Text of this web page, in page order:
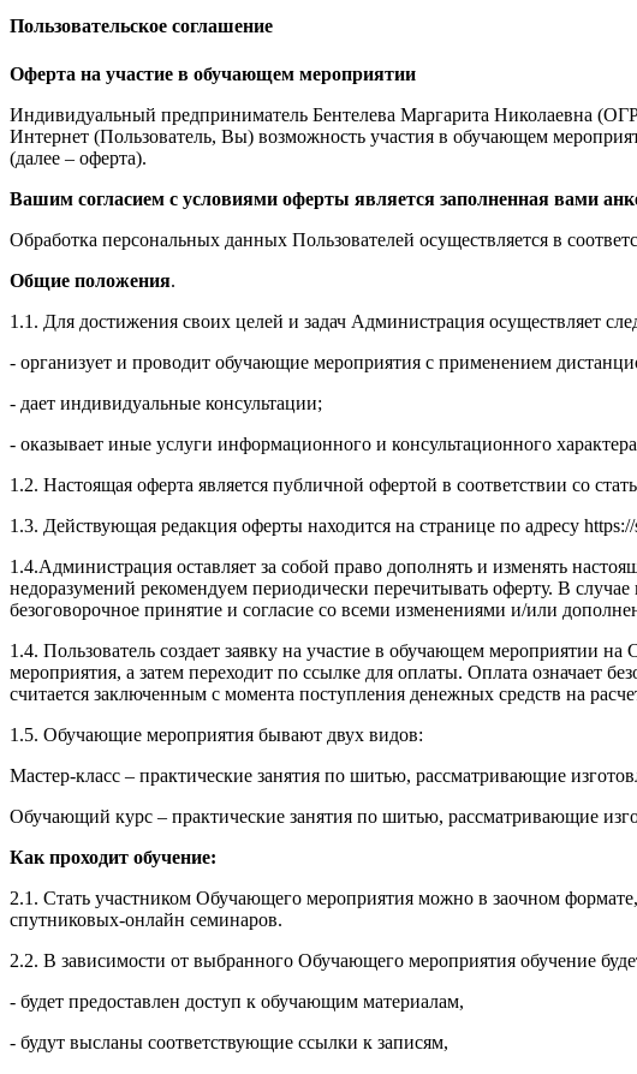
Пользовательское соглашение
Оферта на участие в обучающем мероприятии
Индивидуальный предприниматель Бентелева Маргарита Николаевна
Интернет (Пользователь, Вы) возможность участия в обучающем
(далее – оферта).
Вашим согласием с условиями оферты является заполненная вами
Обработка персональных данных Пользователей осуществляется в
Общие положения.
1.1. Для достижения своих целей и задач Администрация осуществляет
- организует и проводит обучающие мероприятия с применением
- дает индивидуальные консультации;
- оказывает иные услуги информационного и консультационного
1.2. Настоящая оферта является публичной офертой в соответствии со
1.3. Действующая редакция оферты находится на странице по адресу
1.4.Администрация оставляет за собой право дополнять и изменять
недоразумений рекомендуем периодически перечитывать оферту. В
безоговорочное принятие и согласие со всеми изменениями и/или
1.4. Пользователь создает заявку на участие в обучающем мероприятии
мероприятия, а затем переходит по ссылке для оплаты. Оплата
считается заключенным с момента поступления денежных средств на
1.5. Обучающие мероприятия бывают двух видов:
Мастер-класс – практические занятия по шитью, рассматривающие
Обучающий курс – практические занятия по шитью, рассматривающие
Как проходит обучение:
2.1. Стать участником Обучающего мероприятия можно в заочном
спутниковых-онлайн семинаров.
2.2. В зависимости от выбранного Обучающего мероприятия обучение
- будет предоставлен доступ к обучающим материалам,
- будут высланы соответствующие ссылки к записям,